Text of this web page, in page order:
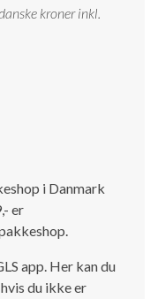
kroner inkl.
i Danmark
er
app. Her kan du
du ikke er